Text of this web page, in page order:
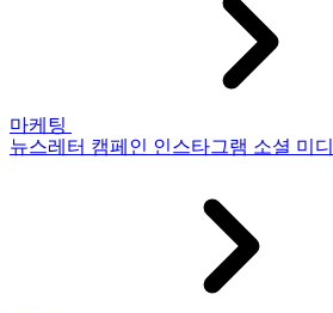
마케팅
뉴스레터 캠페인 인스타그램 소셜 미